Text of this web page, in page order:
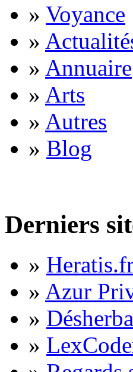
» Voyance
»
» Annuaire
» Arts
» Autres
» Blog
Derniers
»
» Azur
»
»